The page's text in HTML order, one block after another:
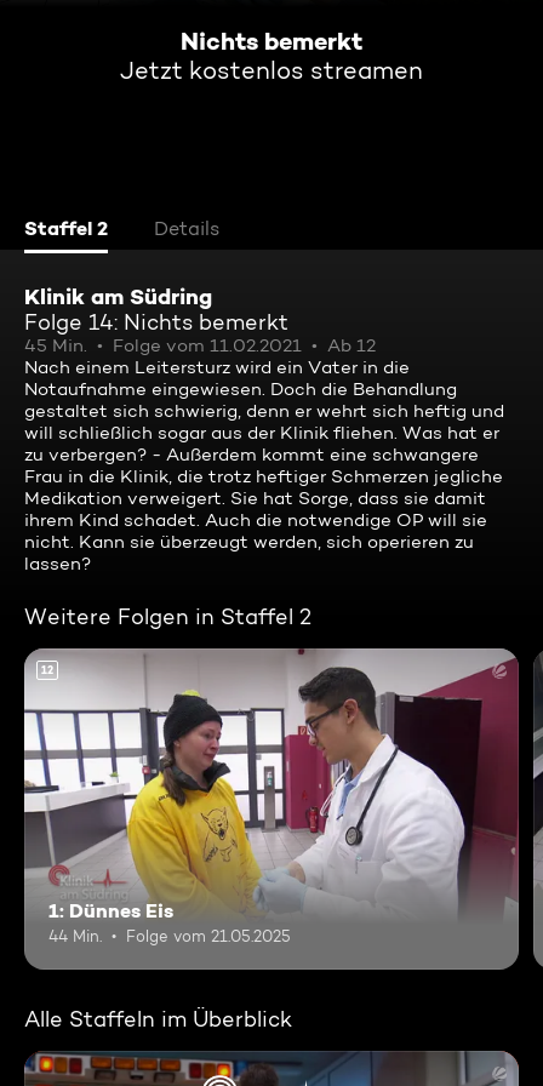
Nichts bemerkt
Jetzt kostenlos streamen
Staffel 2 Details
Klinik am Südring
Folge 14: Nichts bemerkt
45 Min. Folge vom 11.02.2021
Ab 12
Nach einem Leitersturz wird ein Vater in die
Notaufnahme eingewiesen. Doch die Behandlung
gestaltet sich schwierig, denn er wehrt sich heftig und
will schließlich sogar aus der Klinik fliehen. Was hat er
zu verbergen? - Außerdem kommt eine schwangere
Frau in die Klinik, die trotz heftiger Schmerzen jegliche
Medikation verweigert. Sie hat Sorge, dass sie damit
ihrem Kind schadet. Auch die notwendige OP will sie
nicht. Kann sie überzeugt werden, sich operieren zu
lassen?
Weitere Folgen in Staffel 2
12
1: Dünnes Eis
44 Min. Folge vom 21.05.2025
Alle Staffeln im Überblick